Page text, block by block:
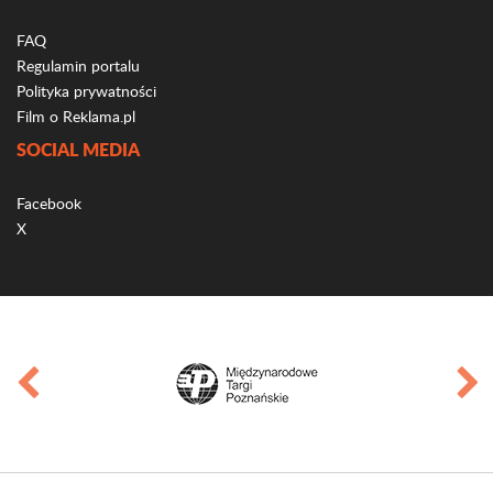
FAQ
Regulamin portalu
Polityka prywatności
Film o Reklama.pl
SOCIAL MEDIA
Facebook
X